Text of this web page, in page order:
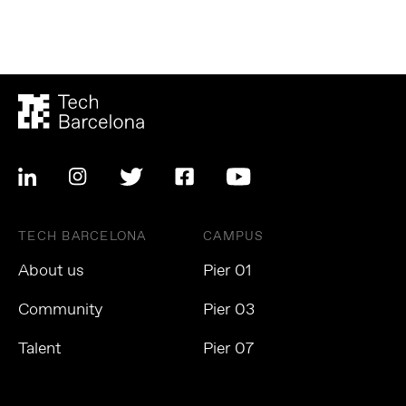
TECH BARCELONA
About us
Community
Talent
CAMPUS
Pier 01
Pier 03
Pier 07